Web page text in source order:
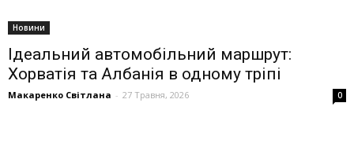
Новини
Ідеальний автомобільний маршрут:
Хорватія та Албанія в одному тріпі
Макаренко Світлана - 27 Травня, 2026 0